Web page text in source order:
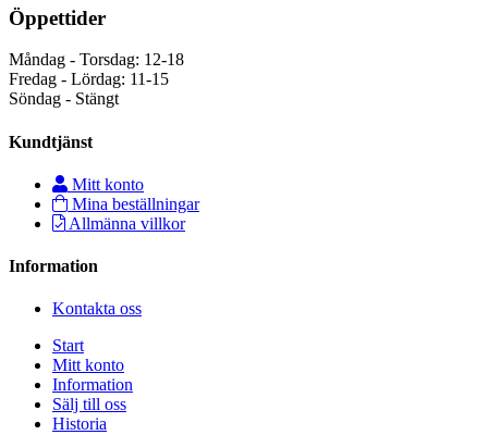
Öppettider
Måndag - Torsdag: 12-18
Fredag - Lördag: 11-15
Söndag - Stängt
Kundtjänst
Mitt konto
Mina beställningar
Allmänna villkor
Information
Kontakta oss
Start
Mitt konto
Information
Sälj till oss
Historia